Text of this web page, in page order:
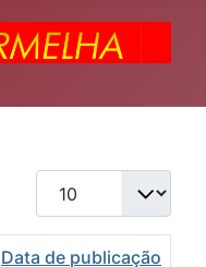
Qtd. a exibir
Data de publicação